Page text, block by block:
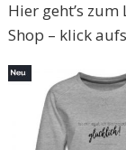
Hier geht’s zum
Shop – klick